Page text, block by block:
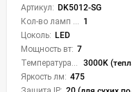
Артикул: DK5012-SG
1
Цоколь: LED
Мощность вт: 7
3000K (теплый)
Яркость лм: 475